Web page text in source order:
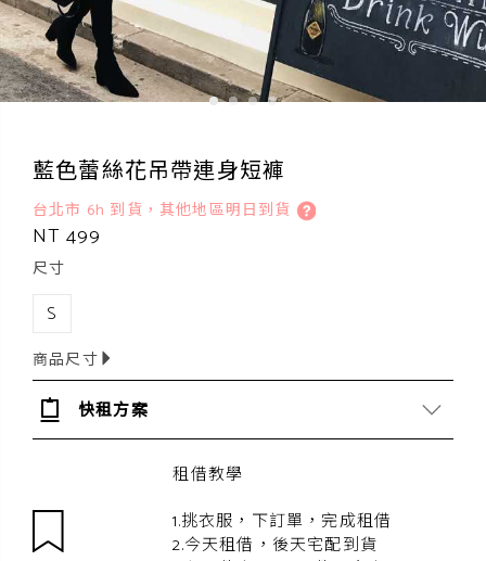
藍色蕾絲花吊帶連身短褲
台北市 6h 到貨，其他地區明日到貨
NT 499
尺寸
S
商品尺寸
快租方案
租借教學
1.挑衣服，下訂單，完成租借
2.今天租借，後天宅配到貨